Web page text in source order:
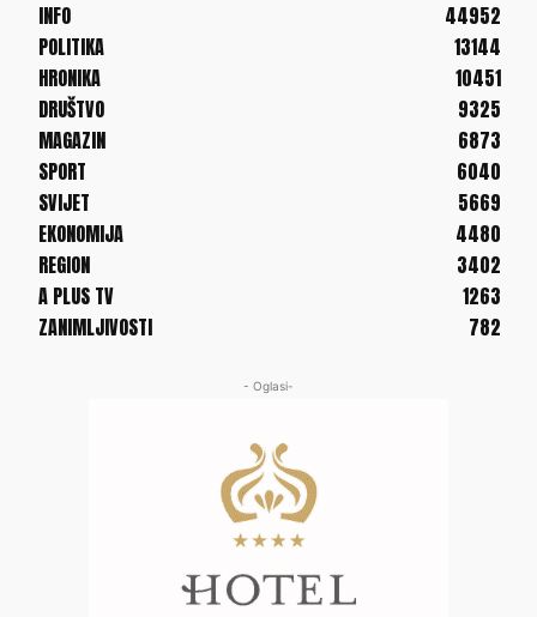
INFO
44952
POLITIKA
13144
HRONIKA
10451
DRUŠTVO
9325
MAGAZIN
6873
SPORT
6040
SVIJET
5669
EKONOMIJA
4480
REGION
3402
A PLUS TV
1263
ZANIMLJIVOSTI
782
- Oglasi-